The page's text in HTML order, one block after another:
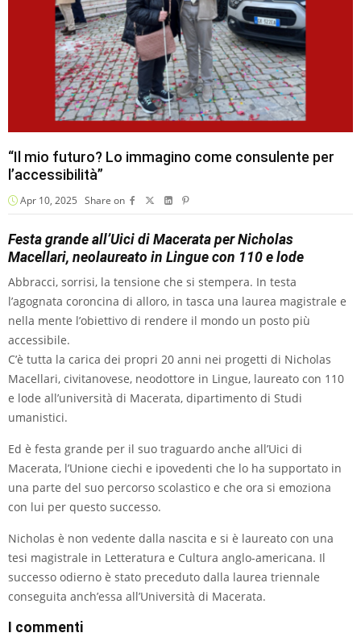
“Il mio futuro? Lo immagino come consulente per
l’accessibilità”
Apr 10, 2025 Share on
Festa grande all’Uici di Macerata per Nicholas
Macellari, neolaureato in Lingue con 110 e lode
Abbracci, sorrisi, la tensione che si stempera. In testa
l’agognata coroncina di alloro, in tasca una laurea magistrale e
nella mente l’obiettivo di rendere il mondo un posto più
accessibile.
C’è tutta la carica dei propri 20 anni nei progetti di Nicholas
Macellari, civitanovese, neodottore in Lingue, laureato con 110
e lode all’università di Macerata, dipartimento di Studi
umanistici.
Ed è festa grande per il suo traguardo anche all’Uici di
Macerata, l’Unione ciechi e ipovedenti che lo ha supportato in
una parte del suo percorso scolastico e che ora si emoziona
con lui per questo successo.
Nicholas è non vedente dalla nascita e si è laureato con una
tesi magistrale in Letteratura e Cultura anglo-americana. Il
successo odierno è stato preceduto dalla laurea triennale
conseguita anch’essa all’Università di Macerata.
I commenti